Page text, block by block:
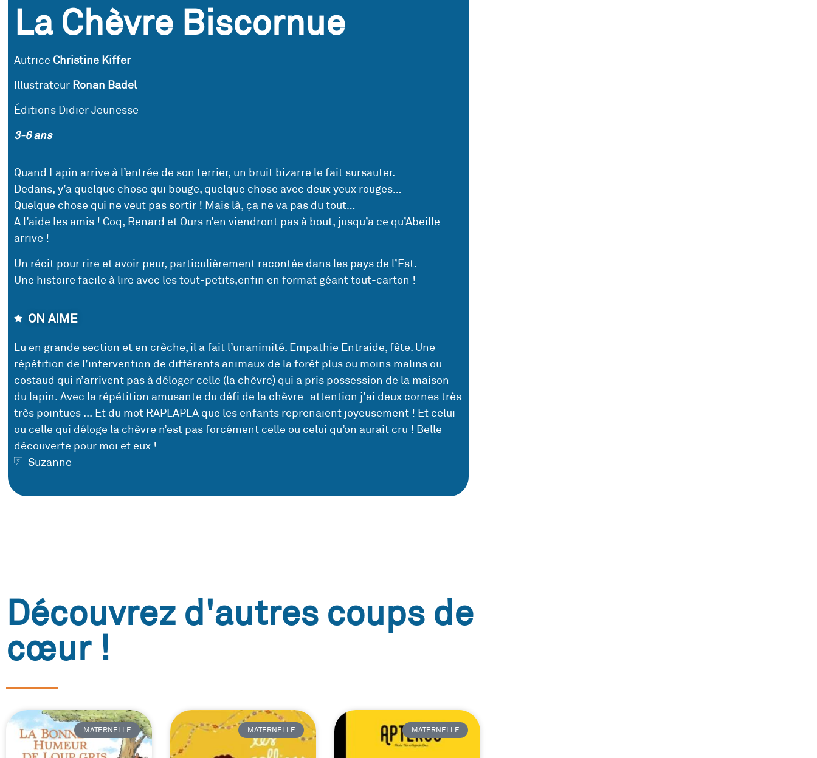
La Chèvre Biscornue
Autrice Christine Kiffer
Illustrateur Ronan Badel
Éditions Didier Jeunesse
3-6 ans
Quand Lapin arrive à l’entrée de son terrier, un bruit bizarre le fait sursauter.
Dedans, y’a quelque chose qui bouge, quelque chose avec deux yeux rouges…
Quelque chose qui ne veut pas sortir ! Mais là, ça ne va pas du tout…
A l’aide les amis ! Coq, Renard et Ours n’en viendront pas à bout, jusqu’a ce qu’Abeille
arrive !
Un récit pour rire et avoir peur, particulièrement racontée dans les pays de l’Est.
Une histoire facile à lire avec les tout-petits,enfin en format géant tout-carton !
ON AIME
Lu en grande section et en crèche, il a fait l’unanimité. Empathie Entraide, fête. Une
répétition de l’intervention de différents animaux de la forêt plus ou moins malins ou
costaud qui n’arrivent pas à déloger celle (la chèvre) qui a pris possession de la maison
du lapin. Avec la répétition amusante du défi de la chèvre : attention j’ai deux cornes très
très pointues ... Et du mot RAPLAPLA que les enfants reprenaient joyeusement ! Et celui
ou celle qui déloge la chèvre n’est pas forcément celle ou celui qu’on aurait cru ! Belle
découverte pour moi et eux !
Suzanne
Découvrez d'autres coups de
cœur !
MATERNELLE MATERNELLE MATERNELLE